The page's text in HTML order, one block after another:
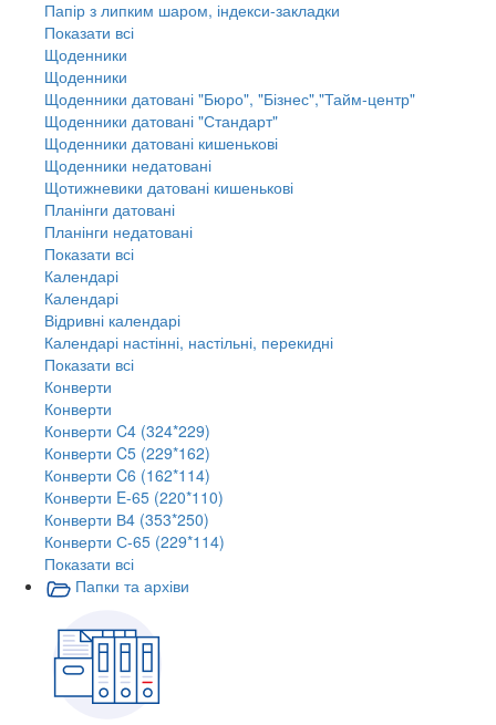
Папір з липким шаром, індекси-закладки
Показати всі
Щоденники
Щоденники
Щоденники датовані "Бюро", "Бізнес","Тайм-центр"
Щоденники датовані "Стандарт"
Щоденники датовані кишенькові
Щоденники недатовані
Щотижневики датовані кишенькові
Планінги датовані
Планінги недатовані
Показати всі
Календарі
Календарі
Відривні календарі
Календарі настінні, настільні, перекидні
Показати всі
Конверти
Конверти
Конверти C4 (324*229)
Конверти C5 (229*162)
Конверти C6 (162*114)
Конверти E-65 (220*110)
Конверти В4 (353*250)
Конверти С-65 (229*114)
Показати всі
Папки та архіви